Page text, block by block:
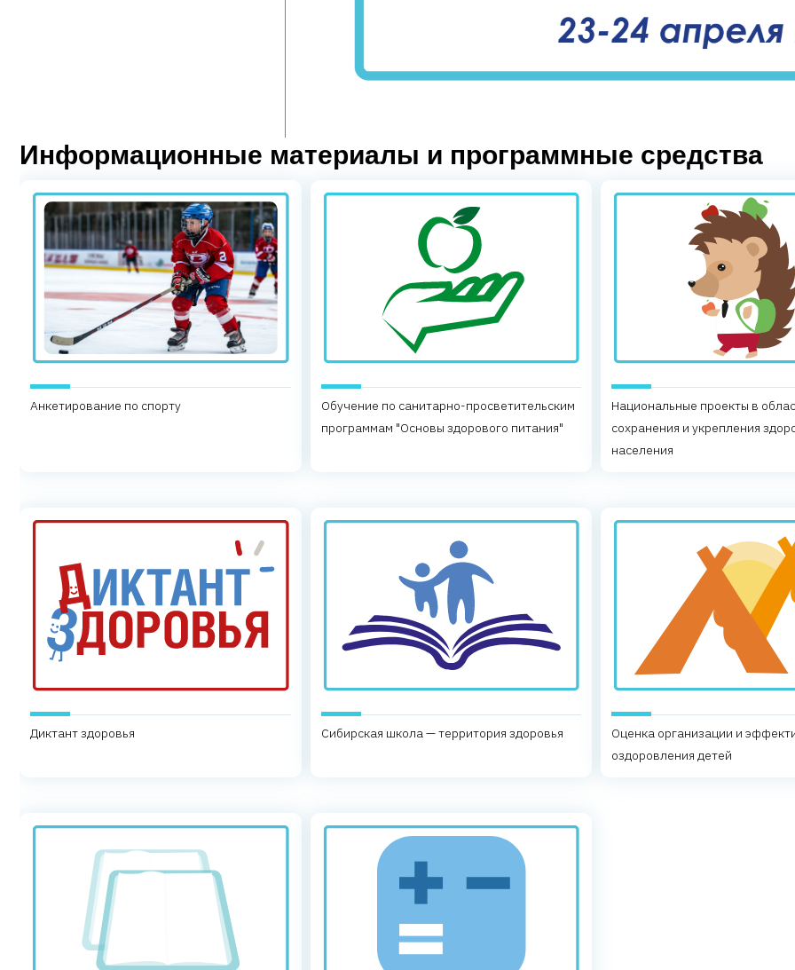
Информационные материалы и программные средства
Анкетирование по спорту
Обучение по санитарно-просветительским
программам "Основы здорового питания"
Национальные проекты в
сохранения и укрепления
населения
Диктант здоровья Сибирская школа — территория здоровья
Оценка организации и
оздоровления детей